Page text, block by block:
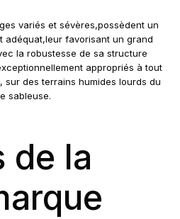
variés et sévères,possèdent un
adéquat,leur favorisant un grand
la robustesse de sa structure
appropriés à tout
sur des terrains humides lourds du
sableuse.
de la